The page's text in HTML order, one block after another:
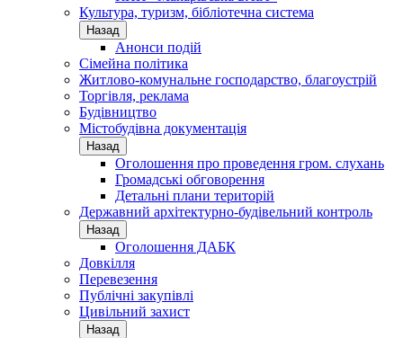
Культура, туризм, бібліотечна система
Назад
Анонси подій
Сімейна політика
Житлово-комунальне господарство, благоустрій
Торгівля, реклама
Будівництво
Містобудівна документація
Назад
Оголошення про проведення гром. слухань
Громадські обговорення
Детальні плани територій
Державний архітектурно-будівельний контроль
Назад
Оголошення ДАБК
Довкілля
Перевезення
Публічні закупівлі
Цивільний захист
Назад